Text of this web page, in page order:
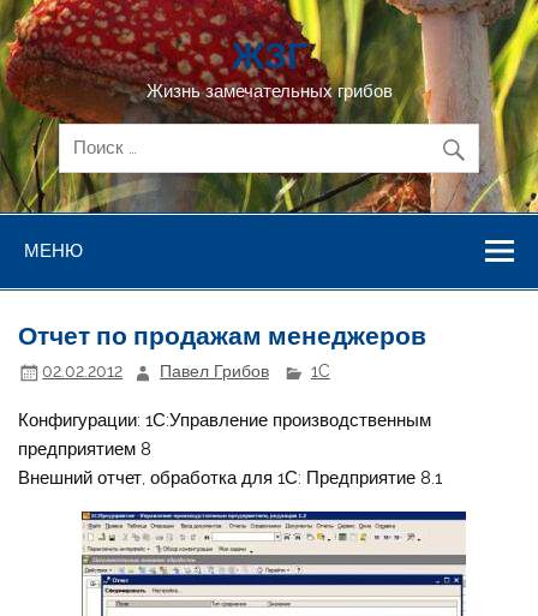
Перейти
к
содержимому
ЖЗГ
Жизнь замечательных грибов
МЕНЮ
Отчет по продажам менеджеров
02.02.2012 Павел Грибов 1C
Конфигурации: 1С:Управление производственным
предприятием 8
Внешний отчет, обработка для 1С: Предприятие 8.1